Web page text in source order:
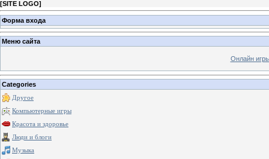
[SITE LOGO]
Форма входа
Меню сайта
Онлайн
Categories
Другое
Компьютерные игры
Красота и здоровье
Люди и блоги
Музыка